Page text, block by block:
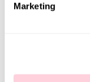
Marketing